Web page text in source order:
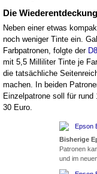
Die
Neben einer etwas
noch weniger Tinte ein.
Farbpatronen, folgte der
mit 5,5 Milliliter Tinte je
die tatsächliche
machen. In beiden
Einzelpatrone soll für
30 Euro.
Bisherige
Patronen
und im